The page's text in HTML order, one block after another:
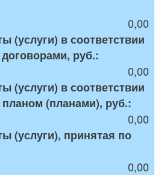
0,00
(услуги) в соответствии
руб.:
0,00
(услуги) в соответствии
(планами), руб.:
0,00
(услуги), принятая по
0,00